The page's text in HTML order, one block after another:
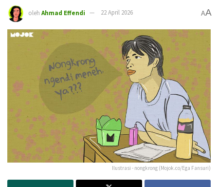
oleh Ahmad Effendi 22 April 2026 AA
Ilustrasi - nongkrong (Mojok.co/Ega Fansuri)